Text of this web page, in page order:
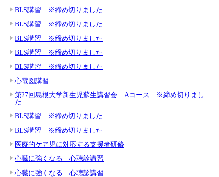
BLS講習 ※締め切りました
BLS講習 ※締め切りました
BLS講習 ※締め切りました
BLS講習 ※締め切りました
BLS講習 ※締め切りました
心電図講習
第27回島根大学新生児蘇生講習会 Aコース ※締め切りまし
た
BLS講習 ※締め切りました
BLS講習 ※締め切りました
医療的ケア児に対応する支援者研修
心臓に強くなる！心聴診講習
心臓に強くなる！心聴診講習